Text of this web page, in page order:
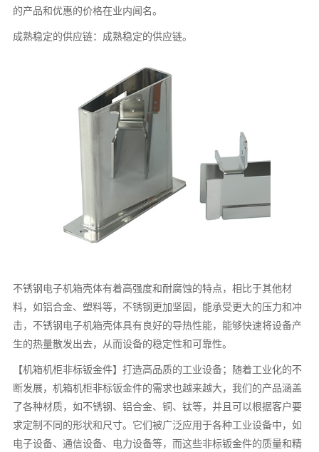
的产品和优惠的价格在业内闻名。
成熟稳定的供应链：成熟稳定的供应链。
不锈钢电子机箱壳体有着高强度和耐腐蚀的特点，相比于其他材
料，如铝合金、塑料等，不锈钢更加坚固，能承受更大的压力和冲
击，不锈钢电子机箱壳体具有良好的导热性能，能够快速将设备产
生的热量散发出去，从而设备的稳定性和可靠性。
【机箱机柜非标钣金件】打造高品质的工业设备；随着工业化的不
断发展，机箱机柜非标钣金件的需求也越来越大，我们的产品涵盖
了各种材质，如不锈钢、铝合金、铜、钛等，并且可以根据客户要
求定制不同的形状和尺寸。它们被广泛应用于各种工业设备中，如
电子设备、通信设备、电力设备等，而这些非标钣金件的质量和精